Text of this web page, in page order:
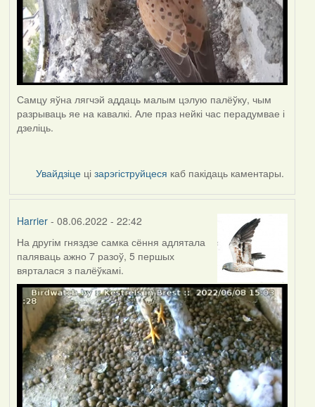
Самцу яўна лягчэй аддаць малым цэлую палёўку, чым
разрываць яе на кавалкі. Але праз нейкі час перадумвае і
дзеліць.
Увайдзіце цізарэгіструйцеся каб пакідаць каментары.
Harrier- 08.06.2022 - 22:42
На другім гняздзе самка сёння адлятала
паляваць ажно 7 разоў, 5 першых
вярталася з палёўкамі.